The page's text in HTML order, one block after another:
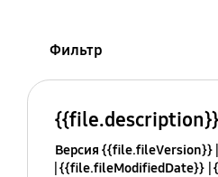
Фильтр
{{file.description}}
Версия {{file.fileVersion}}
{{file.fileModifiedDate}}